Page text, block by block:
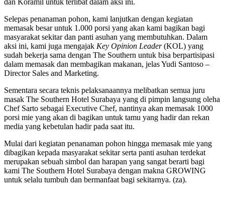
dan Koramil untuk terlibat dalam aksi ini.
Selepas penanaman pohon, kami lanjutkan dengan kegiatan
memasak besar untuk 1.000 porsi yang akan kami bagikan bagi
masyarakat sekitar dan panti asuhan yang membutuhkan. Dalam
aksi ini, kami juga mengajak Key Opinion Leader(KOL) yang
sudah bekerja sama dengan The Southern untuk bisa berpartisipasi
dalam memasak dan membagikan makanan, jelas Yudi Santoso –
Director Sales and Marketing.
Sementara secara teknis pelaksanaannya melibatkan semua juru
masak The Southern Hotel Surabaya yang di pimpin langsung oleha
Chef Sarto sebagai Executive Chef, nantinya akan memasak 1000
porsi mie yang akan di bagikan untuk tamu yang hadir dan rekan
media yang kebetulan hadir pada saat itu.
Mulai dari kegiatan penanaman pohon hingga memasak mie yang
dibagikan kepada masyarakat sekitar serta panti asuhan terdekat
merupakan sebuah simbol dan harapan yang sangat berarti bagi
kami The Southern Hotel Surabaya dengan makna GROWING
untuk selalu tumbuh dan bermanfaat bagi sekitarnya. (za).